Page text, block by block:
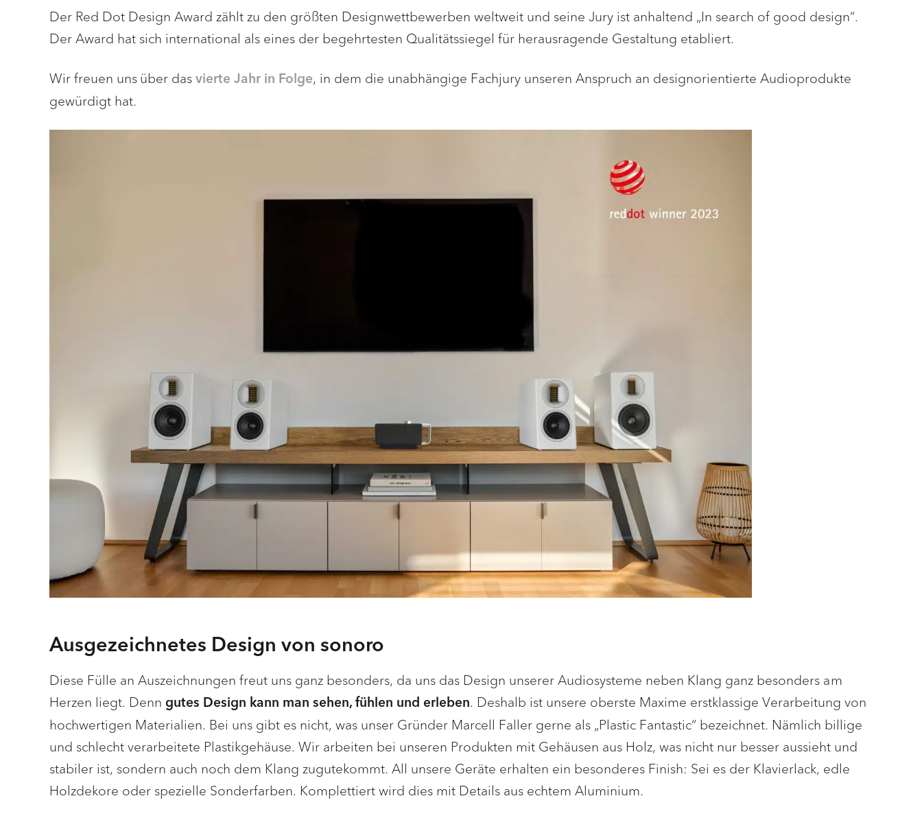
Der Red Dot Design Award zählt zu den größten Designwettbewerben weltweit und seine Jury ist anhaltend „In search of good design“.
Der Award hat sich international als eines der begehrtesten Qualitätssiegel für herausragende Gestaltung etabliert.
Wir freuen uns über das vierte Jahr in Folge, in dem die unabhängige Fachjury unseren Anspruch an designorientierte Audioprodukte
gewürdigt hat.
Ausgezeichnetes Design von sonoro
Diese Fülle an Auszeichnungen freut uns ganz besonders, da uns das Design unserer Audiosysteme neben Klang ganz besonders am
Herzen liegt. Denn gutes Design kann man sehen, fühlen und erleben. Deshalb ist unsere oberste Maxime erstklassige Verarbeitung von
hochwertigen Materialien. Bei uns gibt es nicht, was unser Gründer Marcell Faller gerne als „Plastic Fantastic“ bezeichnet. Nämlich billige
und schlecht verarbeitete Plastikgehäuse. Wir arbeiten bei unseren Produkten mit Gehäusen aus Holz, was nicht nur besser aussieht und
stabiler ist, sondern auch noch dem Klang zugutekommt. All unsere Geräte erhalten ein besonderes Finish: Sei es der Klavierlack, edle
Holzdekore oder spezielle Sonderfarben. Komplettiert wird dies mit Details aus echtem Aluminium.